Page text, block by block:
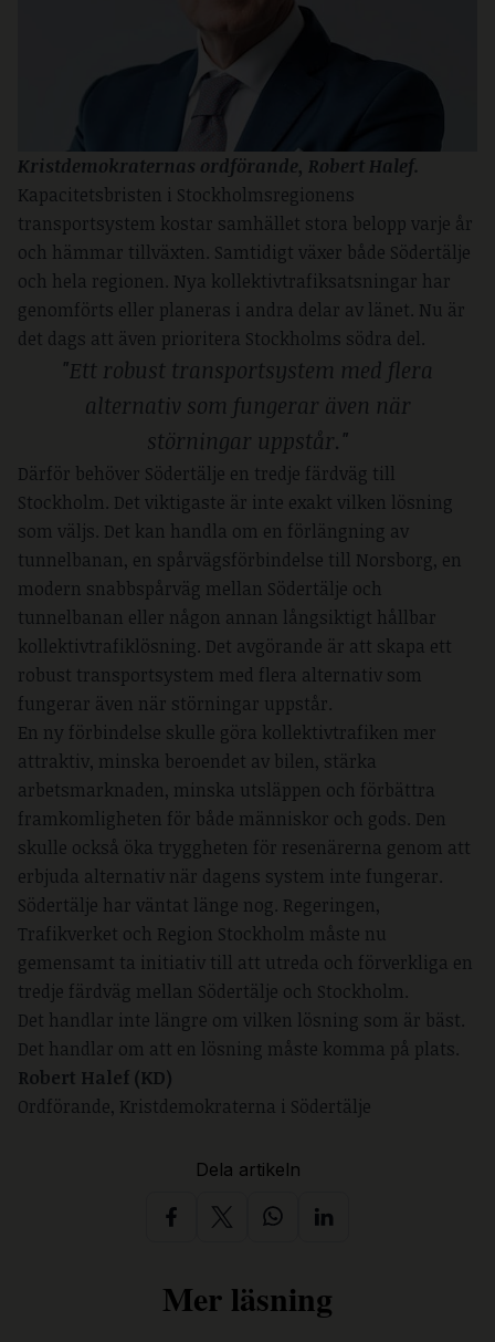
Kristdemokraternas ordförande, Robert Halef.
Kapacitetsbristen i Stockholmsregionens
transportsystem kostar samhället stora belopp varje år
och hämmar tillväxten. Samtidigt växer både Södertälje
och hela regionen. Nya kollektivtrafiksatsningar har
genomförts eller planeras i andra delar av länet. Nu är
det dags att även prioritera Stockholms södra del.
"Ett robust transportsystem med flera
alternativ som fungerar även när
störningar uppstår."
Därför behöver Södertälje en tredje färdväg till
Stockholm. Det viktigaste är inte exakt vilken lösning
som väljs. Det kan handla om en förlängning av
tunnelbanan, en spårvägsförbindelse till Norsborg, en
modern snabbspårväg mellan Södertälje och
tunnelbanan eller någon annan långsiktigt hållbar
kollektivtrafiklösning. Det avgörande är att skapa ett
robust transportsystem med flera alternativ som
fungerar även när störningar uppstår.
En ny förbindelse skulle göra kollektivtrafiken mer
attraktiv, minska beroendet av bilen, stärka
arbetsmarknaden, minska utsläppen och förbättra
framkomligheten för både människor och gods. Den
skulle också öka tryggheten för resenärerna genom att
erbjuda alternativ när dagens system inte fungerar.
Södertälje har väntat länge nog. Regeringen,
Trafikverket och Region Stockholm måste nu
gemensamt ta initiativ till att utreda och förverkliga en
tredje färdväg mellan Södertälje och Stockholm.
Det handlar inte längre om vilken lösning som är bäst.
Det handlar om att en lösning måste komma på plats.
Robert Halef (KD)
Ordförande, Kristdemokraterna i Södertälje
Dela artikeln
Mer läsning